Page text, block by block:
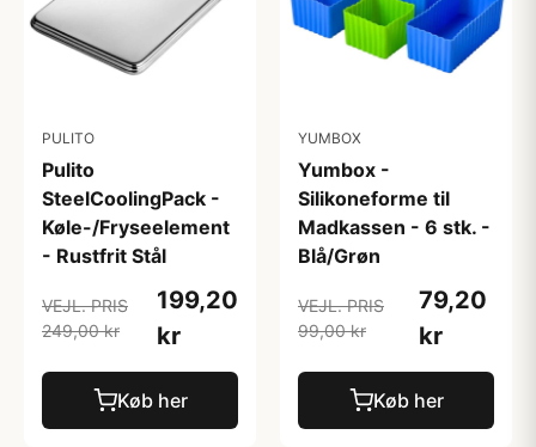
PULITO
Pulito
SteelCoolingPack -
Køle-/Fryseelement
- Rustfrit Stål
VEJL. PRIS
249,00 kr
199,20
kr
Køb her
YUMBOX
Yumbox -
Silikoneforme til
Madkassen - 6 stk. -
Blå/Grøn
VEJL. PRIS
99,00 kr
79,20
kr
Køb her